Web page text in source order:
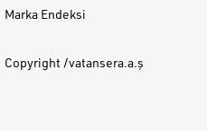
Marka Endeksi
Copyright /vatansera.a.ş